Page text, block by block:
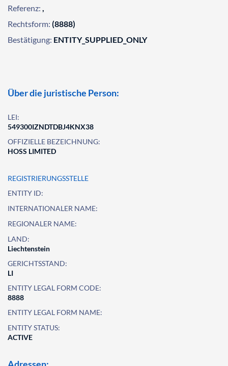
Referenz: ,
Rechtsform: (8888)
Bestätigung: ENTITY_SUPPLIED_ONLY
Über die juristische Person:
LEI:
549300IZNDTDBJ4KNX38
OFFIZIELLE BEZEICHNUNG:
HOSS LIMITED
REGISTRIERUNGSSTELLE
ENTITY ID:
INTERNATIONALER NAME:
REGIONALER NAME:
LAND:
Liechtenstein
GERICHTSSTAND:
LI
ENTITY LEGAL FORM CODE:
8888
ENTITY LEGAL FORM NAME:
ENTITY STATUS:
ACTIVE